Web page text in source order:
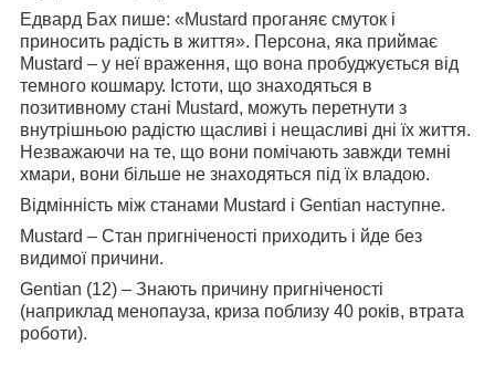
Едвард Бах пише: «Mustard проганяє смуток і
приносить радість в життя». Персона, яка приймає
Mustard – у неї враження, що вона пробуджується від
темного кошмару. Істоти, що знаходяться в
позитивному стані Mustard, можуть перетнути з
внутрішньою радістю щасливі і нещасливі дні їх життя.
Незважаючи на те, що вони помічають завжди темні
хмари, вони більше не знаходяться під їх владою.
Відмінність між станами Mustard і Gentian наступне.
Mustard – Стан пригніченості приходить і йде без
видимої причини.
Gentian (12) – Знають причину пригніченості
(наприклад менопауза, криза поблизу 40 років, втрата
роботи).